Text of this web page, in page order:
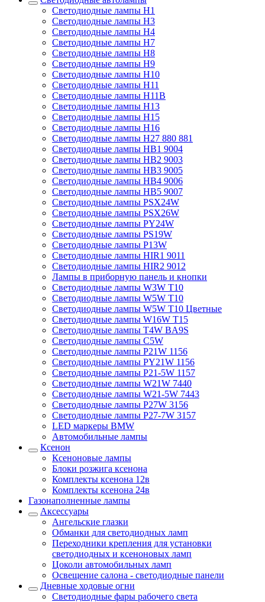
Светодиодные лампы H1
Светодиодные лампы H3
Светодиодные лампы H4
Светодиодные лампы H7
Светодиодные лампы H8
Светодиодные лампы H9
Светодиодные лампы H10
Светодиодные лампы H11
Светодиодные лампы H11B
Светодиодные лампы H13
Светодиодные лампы H15
Светодиодные лампы H16
Светодиодные лампы H27 880 881
Светодиодные лампы HB1 9004
Светодиодные лампы HB2 9003
Светодиодные лампы HB3 9005
Светодиодные лампы HB4 9006
Светодиодные лампы HB5 9007
Светодиодные лампы PSX24W
Светодиодные лампы PSX26W
Светодиодные лампы PY24W
Светодиодные лампы PS19W
Светодиодные лампы P13W
Светодиодные лампы HIR1 9011
Светодиодные лампы HIR2 9012
Лампы в приборную панель и кнопки
Светодиодные лампы W3W T10
Светодиодные лампы W5W T10
Светодиодные лампы W5W T10 Цветные
Светодиодные лампы W16W T15
Светодиодные лампы T4W BA9S
Светодиодные лампы C5W
Светодиодные лампы P21W 1156
Светодиодные лампы PY21W 1156
Светодиодные лампы P21-5W 1157
Светодиодные лампы W21W 7440
Светодиодные лампы W21-5W 7443
Светодиодные лампы P27W 3156
Светодиодные лампы P27-7W 3157
LED маркеры BMW
Автомобильные лампы
Ксенон
Ксеноновые лампы
Блоки розжига ксенона
Комплекты ксенона 12в
Комплекты ксенона 24в
Газонаполненные лампы
Аксессуары
Ангельские глазки
Обманки для светодиодных ламп
Переходники крепления для установки
светодиодных и ксеноновых ламп
Цоколи автомобильных ламп
Освещение салона - светодиодные панели
Дневные ходовые огни
Светодиодные фары рабочего света